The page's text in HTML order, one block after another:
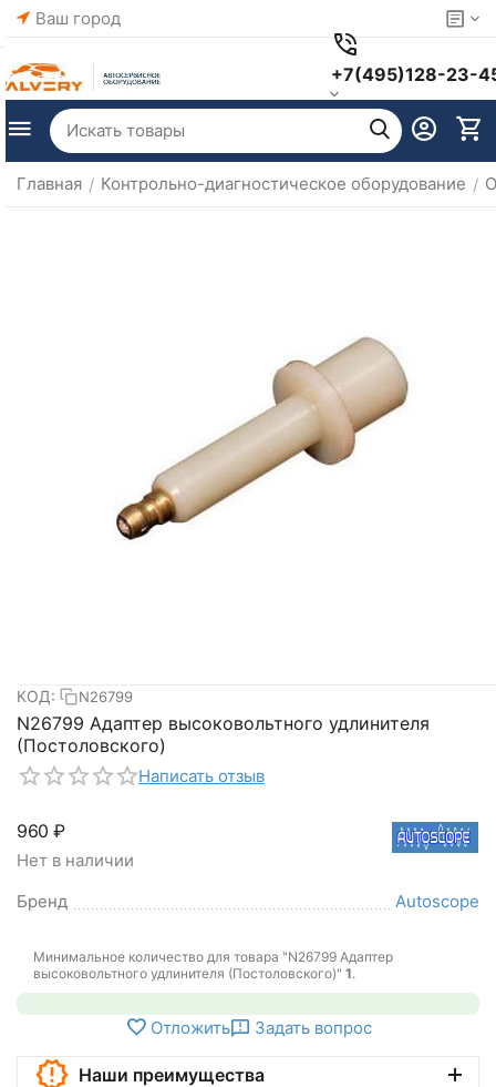
Ваш город
+7(495)128-23-
Главная / Контрольно-диагностическое оборудование /
КОД: N26799
N26799 Адаптер высоковольтного удлинителя
(Постоловского)
Написать отзыв
‍960‍ ₽
Нет в наличии
Бренд
Autoscope
Минимальное количество для товара "N26799 Адаптер
высоковольтного удлинителя (Постоловского)" 1.
Отложить Задать вопрос
Наши преимущества